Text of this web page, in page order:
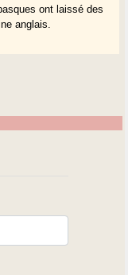
ont laissé des
anglais.